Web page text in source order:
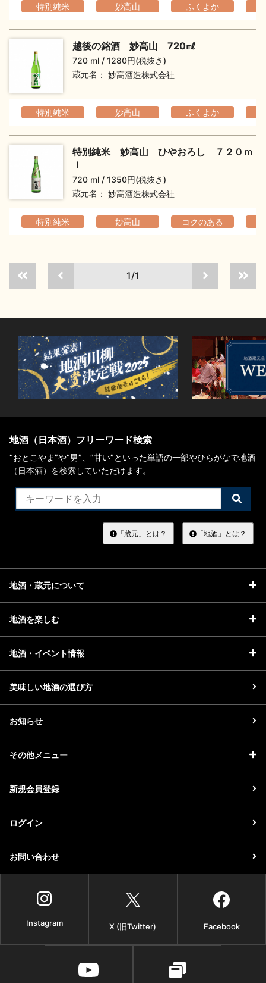
特別純米 妙高山 ふくよか
越後の銘酒 妙高山 720㎖
720 ml
1280円(税抜き)
蔵元名
妙高酒造株式会社
特別純米 妙高山 ふくよか
特別純米 妙高山 ひやおろし ７２０ｍ
ｌ
720 ml
1350円(税抜き)
蔵元名
妙高酒造株式会社
特別純米 妙高山 コクのある
1/1
地酒（日本酒）フリーワード検索
“おとこやま”や“男”、”甘い”といった単語の一部やひらがなで地酒
（日本酒）を検索していただけます。
検
索
す
る
「蔵元」とは？ 「地酒」とは？
地酒・蔵元について
地酒を楽しむ
地酒・イベント情報
美味しい地酒の選び方
お知らせ
その他メニュー
新規会員登録
ログイン
お問い合わせ
Instagram X (旧Twitter) Facebook